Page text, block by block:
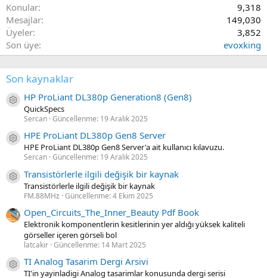
Konular
9,318
Mesajlar
149,030
Üyeler
3,852
Son üye
evoxking
Son kaynaklar
Kaynak ikon/amblem
HP ProLiant DL380p Generation8 (Gen8)
QuickSpecs
Sercan Güncellenme: 19 Aralık 2025
Kaynak ikon/amblem
HPE ProLiant DL380p Gen8 Server
HPE ProLiant DL380p Gen8 Server'a ait kullanıcı kılavuzu.
Sercan Güncellenme: 19 Aralık 2025
Kaynak ikon/amblem
Transistörlerle ilgili değişik bir kaynak
Transistörlerle ilgili değişik bir kaynak
FM.88MHz Güncellenme:4 Ekim 2025
Open_Circuits_The_Inner_Beauty Pdf Book
Elektronik komponentlerin kesitlerinin yer aldığı yüksek kaliteli
görseller içeren görseli bol
latcakir Güncellenme: 14 Mart 2025
Kaynak ikon/amblem
TI Analog Tasarim Dergi Arsivi
TI'in yayinladigi Analog tasarimlar konusunda dergi serisi